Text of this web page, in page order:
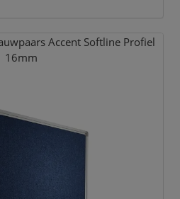
Accent Softline Profiel
16mm